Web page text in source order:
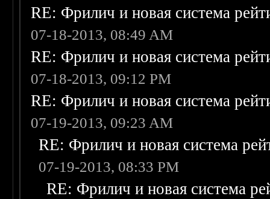
RE: Фрилич и новая система
07-18-2013, 08:49 AM
RE: Фрилич и новая система
07-18-2013, 09:12 PM
RE: Фрилич и новая система
07-19-2013, 09:23 AM
RE: Фрилич и новая система
07-19-2013, 08:33 PM
RE: Фрилич и новая система